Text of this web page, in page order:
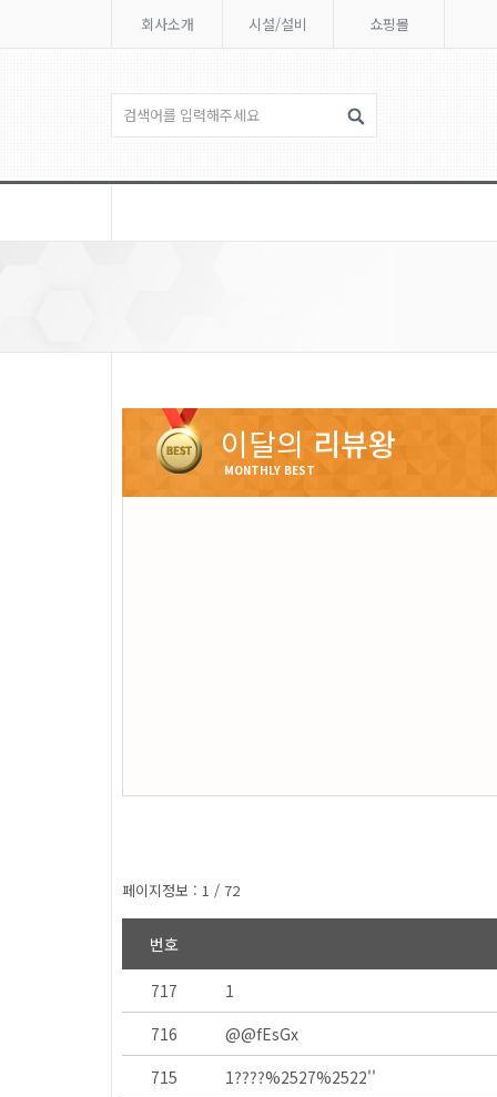
회사소개 시설/설비 쇼핑몰
이달의 리뷰왕
MONTHLY BEST
페이지정보 : 1 / 72
번호
717
1
716
@@fEsGx
715
1????%2527%2522''